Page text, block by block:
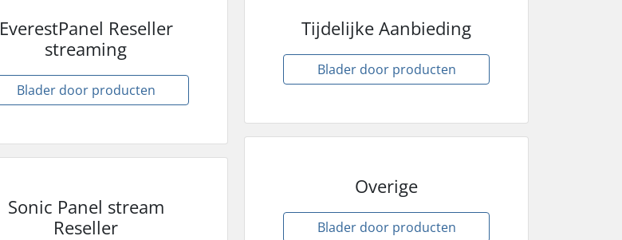
EverestPanel Reseller
streaming
Blader door producten
Sonic Panel stream
Reseller
Tijdelijke Aanbieding
Blader door producten
Overige
Blader door producten